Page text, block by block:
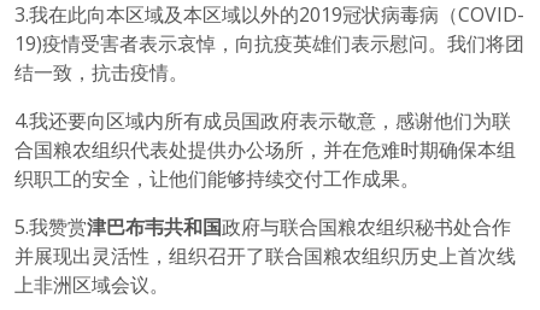
3.我在此向本区域及本区域以外的2019冠状病毒病（COVID-
19)疫情受害者表示哀悼，向抗疫英雄们表示慰问。我们将团
结一致，抗击疫情。
4.我还要向区域内所有成员国政府表示敬意，感谢他们为联
合国粮农组织代表处提供办公场所，并在危难时期确保本组
织职工的安全，让他们能够持续交付工作成果。
5.我赞赏津巴布韦共和国政府与联合国粮农组织秘书处合作
并展现出灵活性，组织召开了联合国粮农组织历史上首次线
上非洲区域会议。